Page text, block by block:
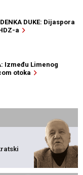
DUKE: Dijaspora
a
Između Limenog
otoka